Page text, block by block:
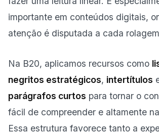
importante em conteúdos digitais,
atenção é disputada a cada
Na B20, aplicamos recursos como
negritos estratégicos, intertítulos
parágrafos curtos para tornar o
fácil de compreender e altamente
Essa estrutura favorece tanto a